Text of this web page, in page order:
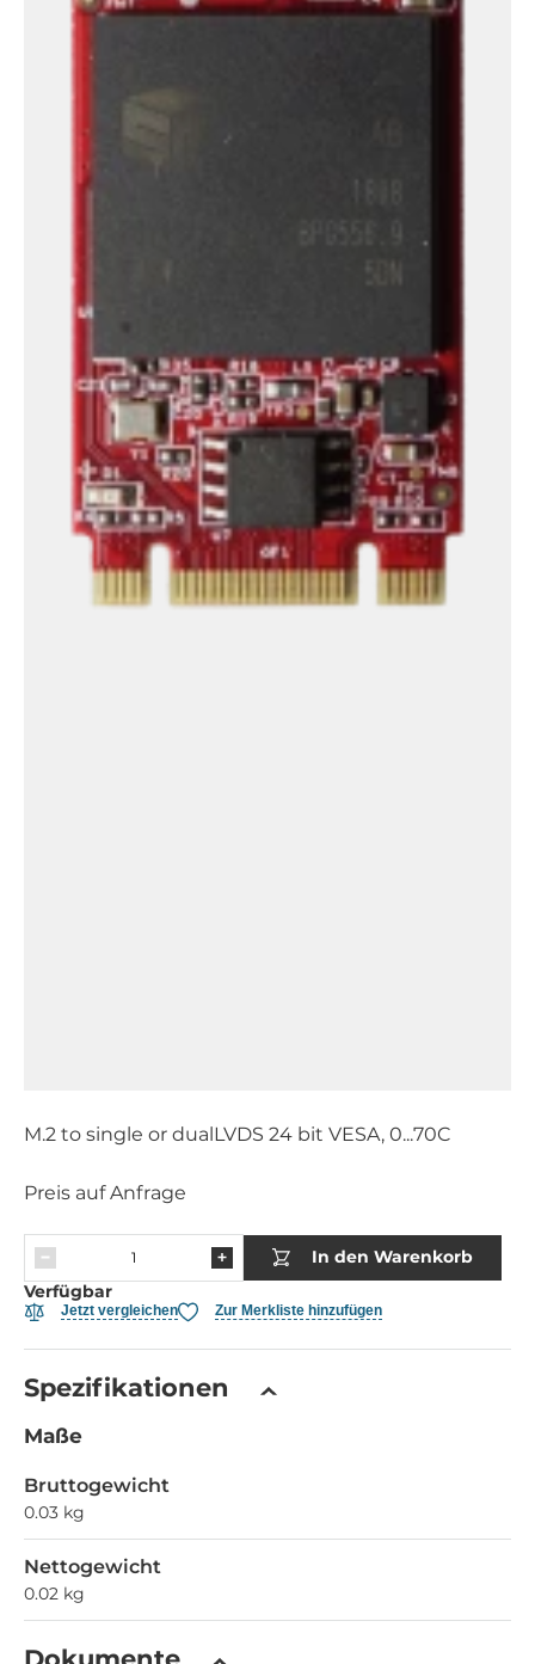
M.2 to single or dualLVDS 24 bit VESA, 0...70C
Preis auf Anfrage
In den Warenkorb
Verfügbar
Jetzt vergleichen Zur Merkliste hinzufügen
Spezifikationen
Maße
Bruttogewicht
0.03 kg
Nettogewicht
0.02 kg
Dokumente